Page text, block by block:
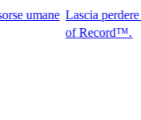
Lascia perdere il visto H-
of Record™.​​